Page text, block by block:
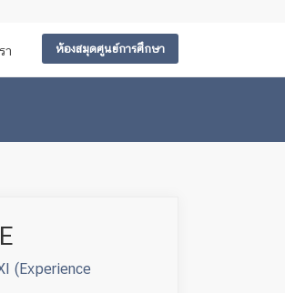
ห้องสมุดศูนย์การศึกษา
า
(Experience